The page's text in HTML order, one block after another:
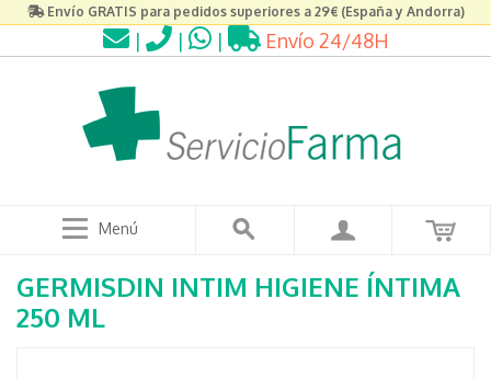
Envío GRATIS para pedidos superiores a 29€ (España y Andorra)
| | | Envío 24/48H
Menú
GERMISDIN INTIM HIGIENE ÍNTIMA
250 ML